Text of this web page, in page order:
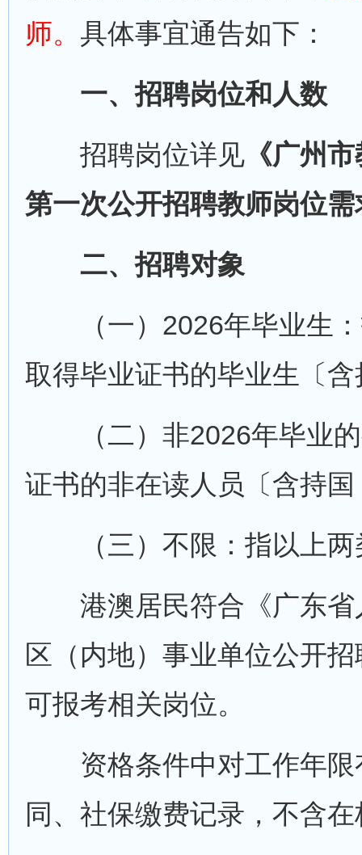
师。 具体事宜通告如下：
一、招聘岗位和人数
招聘岗位详见 《广州
第一次公开招聘教师岗位
二、招聘对象
（一）2026年毕业生：
取得毕业证书的毕业生〔
（二）非2026年毕业的
证书的非在读人员〔含持
（三）不限：指以上两
港澳居民符合《广东省
区（内地）事业单位公开
可报考相关岗位。
资格条件中对工作年限
同、社保缴费记录，不含